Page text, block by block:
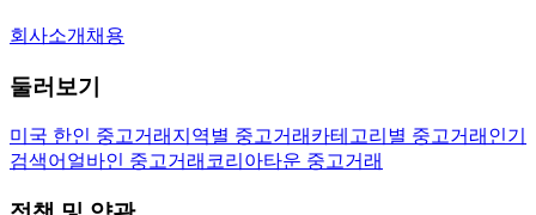
회사소개 채용
둘러보기
미국 한인 중고거래 지역별 중고거래 카테고리별 중고거래 인기
검색어 얼바인 중고거래 코리아타운 중고거래